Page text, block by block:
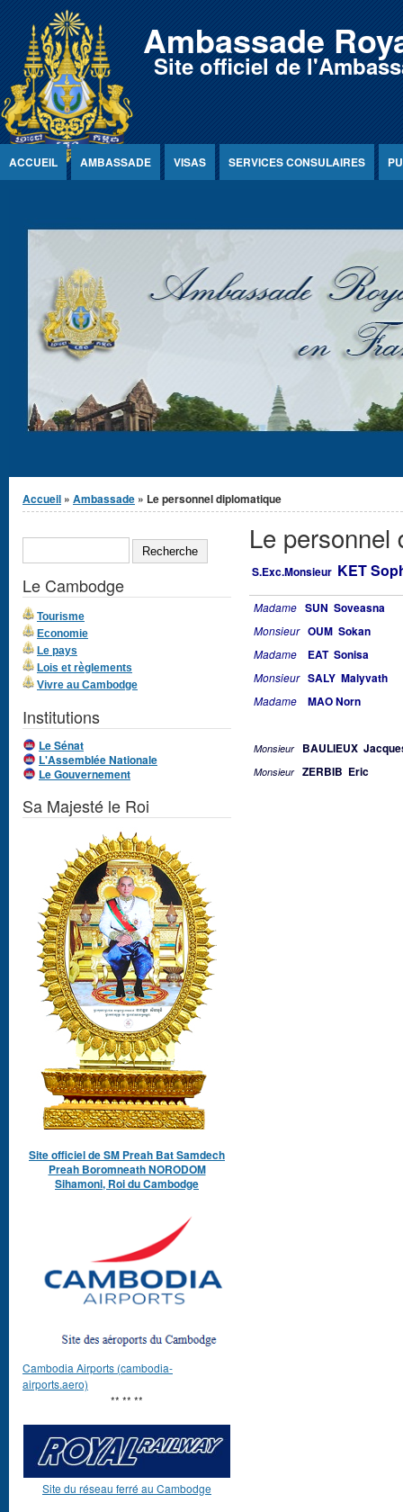
Jump to Content Ambassade
Site officiel de
ACCUEIL AMBASSADE VISAS SERVICES CONSULAIRES
Vous êtes ici
Accueil » Ambassade » Le personnel diplomatique
Le personnel
S.Exc.Monsieur KET
Madame SUN Soveasna
MonsieurOUM Sokan
Madame EAT Sonisa
MonsieurSALY Malyvath
Madame MAO Norn
Monsieur BAULIEUX
Monsieur ZERBIB Eric
Formulaire de
recherche
Le Cambodge
Tourisme
Economie
Le pays
Lois et règlements
Vivre au Cambodge
Institutions
Le Sénat
L'Assemblée Nationale
Le Gouvernement
Sa Majesté le Roi
Site officiel de SM Preah Bat Samdech
Preah Boromneath NORODOM
Sihamoni, Roi du Cambodge
Cambodia Airports (cambodia-
airports.aero)
** ** **
Site du réseau ferré au Cambodge